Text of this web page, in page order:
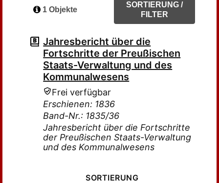
1 Objekte
SORTIERUNG /
FILTER
Jahresbericht über die
Fortschritte der Preußischen
Staats-Verwaltung und des
Kommunalwesens
Frei verfügbar
Erschienen: 1836
Band-Nr.: 1835/36
Jahresbericht über die Fortschritte
der Preußischen Staats-Verwaltung
und des Kommunalwesens
SORTIERUNG